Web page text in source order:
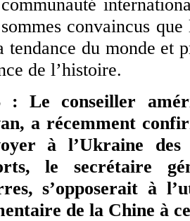
convaincus
tendance du monde et
de l’histoire.
: Le conseiller
a récemment
à l’Ukraine
le secrétaire
s’opposerait à
de la Chine à